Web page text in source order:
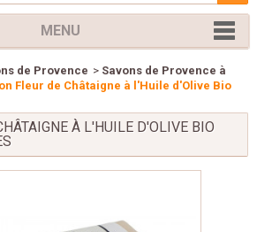
MENU
de Provence > Savons de Provence à
Fleur de Châtaigne à l'Huile d'Olive Bio
À L'HUILE D'OLIVE BIO